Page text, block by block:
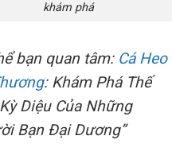
khám phá
bạn quan tâm: Cá Heo
: Khám Phá Thế
Diệu Của Những
Bạn Đại Dương”